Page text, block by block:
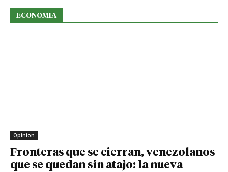
ECONOMIA
Opinion
Fronteras que se cierran, venezolanos
que se quedan sin atajo: la nueva